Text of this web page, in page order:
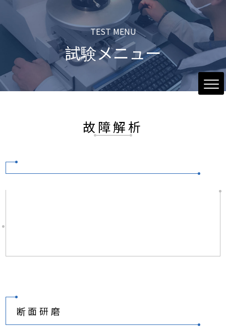
TEST MENU
試験メニュー
故障解析
断面研磨